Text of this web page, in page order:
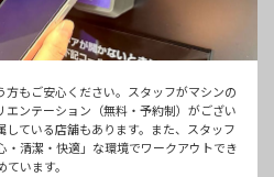
方もご安心ください。スタッフがマシンの
ンテーション（無料・予約制）がござい
ている店舗もあります。また、スタッフ
・清潔・快適」な環境でワークアウトでき
います。